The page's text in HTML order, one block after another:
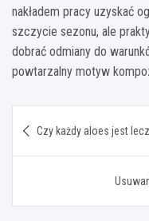
nakładem pracy uzyskać
szczycie sezonu, ale
dobrać odmiany do
powtarzalny motyw
wpisu
Czy każdy aloes jest